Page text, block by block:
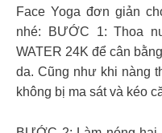
Face Yoga đơn giản
nhé: BƯỚC 1: Thoa
WATER 24K để cân
da. Cũng như khi nàng
không bị ma sát và kéo